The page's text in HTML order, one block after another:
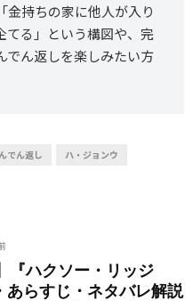
金持ちの家に他人が入り
てる」という構図や、完
でん返しを楽しみたい方
でん返し
ハ・ジョンウ
『ハクソー・リッジ
あらすじ・ネタバレ解説